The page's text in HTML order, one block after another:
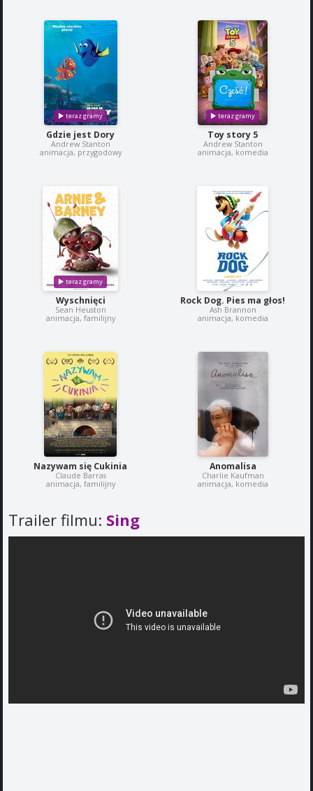
Gdzie jest Dory
Andrew Stanton
animacja, przygodowy
Toy story 5
Andrew Stanton
animacja, komedia
Wyschnięci
Sean Heuston
animacja, familijny
Rock Dog. Pies ma głos!
Ash Brannon
animacja, komedia
Nazywam się Cukinia
Claude Barras
animacja, familijny
Anomalisa
Charlie Kaufman
animacja, komedia
Trailer filmu: Sing